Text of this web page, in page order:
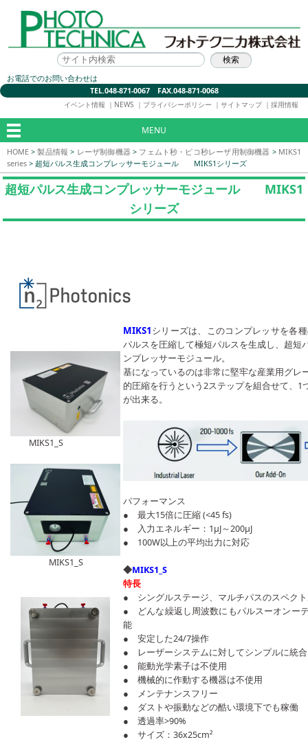
お電話でのお問い合わせは
TEL.048-871-0067 FAX.048-871-0068
イベント情報 ｜ NEWS ｜ プライバシーポリシー ｜ サイトマップ ｜ 採用情報
MENU
HOME >製品情報 > レーザ制御機器 > フェムト秒・ピコ秒レーザ用制御機器 > MIKS1
series > 超短パルス生成コンプレッサーモジュール MIKS1シリーズ
超短パルス生成コンプレッサーモジュール MIKS1
シリーズ
MIKS1_S
MIKS1_S
MIKS1シリーズは、このコンプレッサを各
パルスを圧縮して極短パルスを生成し、超
ンプレッサーモジュール。
基になっているのは非常に堅牢な産業用グ
的圧縮を行うという2ステップを組合せて、
が出来る。
パフォーマンス
● 最大15倍に圧縮(<45 fs)
● 入力エネルギー：1μJ～200μJ
● 100W以上の平均出力に対応
◆MIKS1_S
特長
● シングルステージ、マルチパスのスペク
● どんな繰返し周波数にもパルスーオンー
能
● 安定した24/7操作
● レーザーシステムに対してシンプルに統合
● 能動光学素子は不使用
● 機械的に作動する機器は不使用
● メンテナンスフリー
● ダストや振動などの酷い環境下でも稼働
● 透過率>90%
● サイズ：36x25cm²